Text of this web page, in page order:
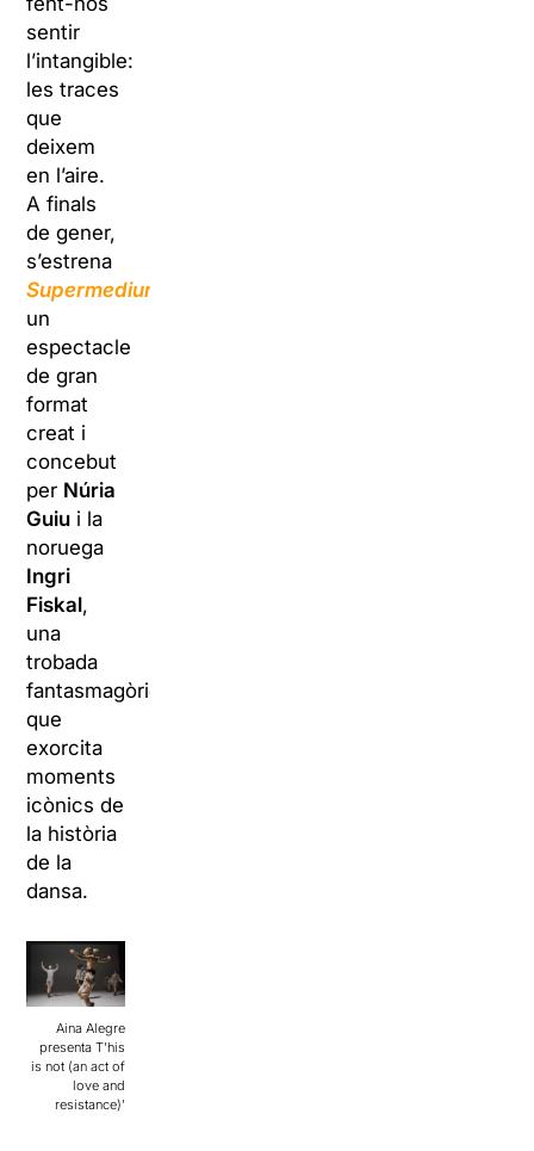
sentir
l’intangible:
les traces
que
deixem
en l’aire.
A finals
de gener,
s’estrena
Supermedium
un
espectacle
de gran
format
creat i
concebut
per Núria
Guiu i la
noruega
Ingri
Fiskal,
una
trobada
fantasmagòrica
que
exorcita
moments
icònics de
la història
de la
dansa.
Aina Alegre
presenta T’his
is not (an act of
love and
resistance)’